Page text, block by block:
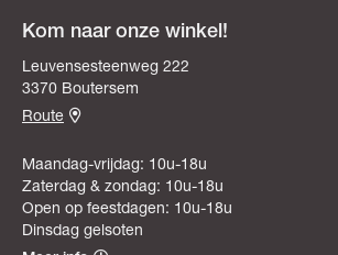
Kom naar onze winkel!
Leuvensesteenweg 222
3370 Boutersem
Route
Maandag-vrijdag: 10u-18u
Zaterdag & zondag: 10u-18u
Open op feestdagen: 10u-18u
Dinsdag gelsoten